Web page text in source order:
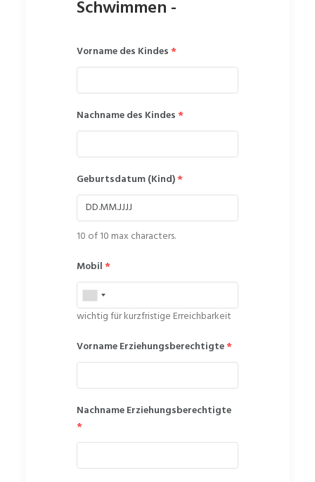
Schwimmen -
Vorname des Kindes*
Nachname des Kindes*
Geburtsdatum (Kind)*
10 of 10 max characters.
Mobil*
wichtig für kurzfristige Erreichbarkeit
Vorname Erziehungsberechtigte*
Nachname Erziehungsberechtigte
*